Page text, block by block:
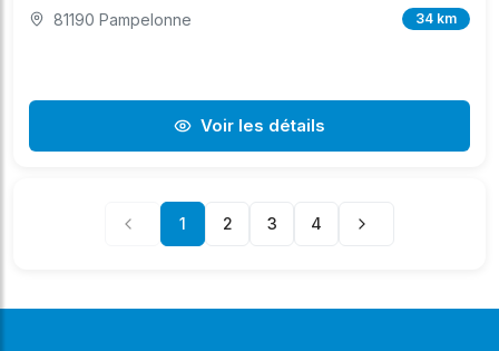
81190 Pampelonne 34 km
Voir les détails
1 2 3 4